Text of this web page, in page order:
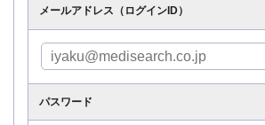
メールアドレス（ログインID）
パスワード